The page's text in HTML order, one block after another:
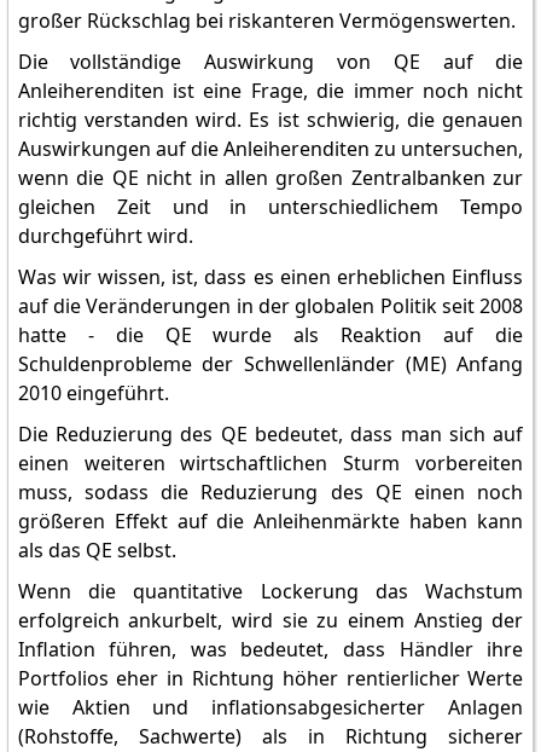
großer Rückschlag bei riskanteren Vermögenswerten.
Die vollständige Auswirkung von QE auf die
Anleiherenditen ist eine Frage, die immer noch nicht
richtig verstanden wird. Es ist schwierig, die genauen
Auswirkungen auf die Anleiherenditen zu untersuchen,
wenn die QE nicht in allen großen Zentralbanken zur
gleichen Zeit und in unterschiedlichem Tempo
durchgeführt wird.
Was wir wissen, ist, dass es einen erheblichen Einfluss
auf die Veränderungen in der globalen Politik seit 2008
hatte - die QE wurde als Reaktion auf die
Schuldenprobleme der Schwellenländer (ME) Anfang
2010 eingeführt.
Die Reduzierung des QE bedeutet, dass man sich auf
einen weiteren wirtschaftlichen Sturm vorbereiten
muss, sodass die Reduzierung des QE einen noch
größeren Effekt auf die Anleihenmärkte haben kann
als das QE selbst.
Wenn die quantitative Lockerung das Wachstum
erfolgreich ankurbelt, wird sie zu einem Anstieg der
Inflation führen, was bedeutet, dass Händler ihre
Portfolios eher in Richtung höher rentierlicher Werte
wie Aktien und inflationsabgesicherter Anlagen
(Rohstoffe, Sachwerte) als in Richtung sicherer